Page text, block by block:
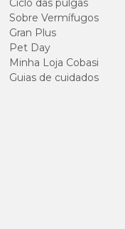
Ciclo das pulgas
Sobre Vermífugos
Gran Plus
Pet Day
Minha Loja Cobasi
Guias de cuidados